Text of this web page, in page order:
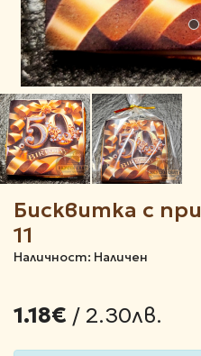
Бисквитка с
11
Наличност: Наличен
1.18€ / 2.30лв.